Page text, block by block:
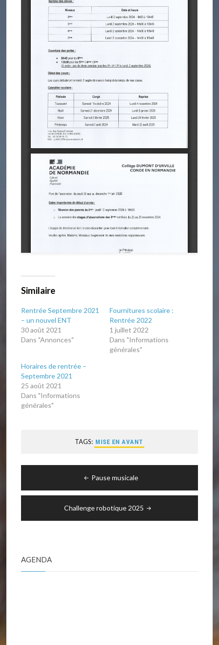
Similaire
Rentrée Septembre 2021
– un nouvel ENT
30 août 2021
Dans "Annonces"
Fournitures scolaire :
Rentrée 2022
1 juillet 2022
Dans "Informations
générales"
Horaires de rentrée –
Septembre 2021
25 août 2021
Dans "Informations
générales"
TAGS: MISE EN AVANT
l’article
Pause musicale
Challenge robotique 2025
AGENDA